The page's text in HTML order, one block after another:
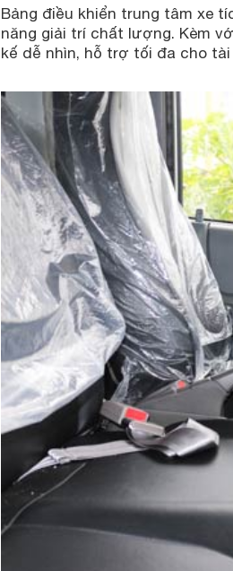
Bảng điều khiển trung tâm xe
năng giải trí chất lượng. Kèm
kế dễ nhìn, hỗ trợ tối đa cho tài